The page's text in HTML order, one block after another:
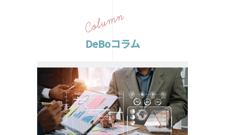
DeBoコラム